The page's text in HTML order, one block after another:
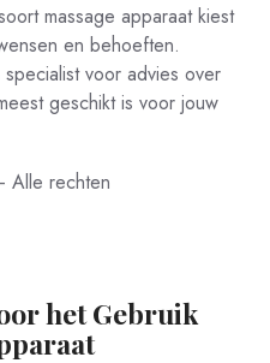
massage apparaat kiest
en behoeften.
voor advies over
geschikt is voor jouw
Alle rechten
het Gebruik